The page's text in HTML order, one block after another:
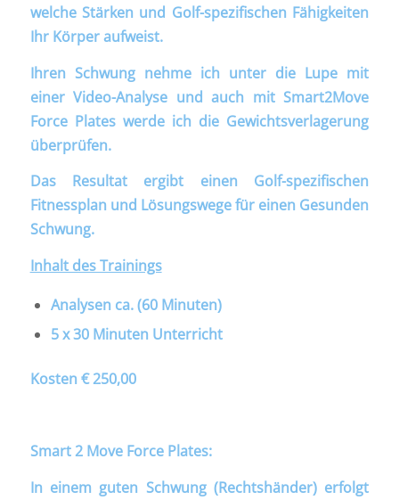
welche Stärken und Golf-spezifischen Fähigkeiten
Ihr Körper aufweist.
Ihren Schwung nehme ich unter die Lupe mit
einer Video-Analyse und auch mit Smart2Move
Force Plates werde ich die Gewichtsverlagerung
überprüfen.
Das Resultat ergibt einen Golf-spezifischen
Fitnessplan und Lösungswege für einen Gesunden
Schwung.
Inhalt des Trainings
Analysen ca. (60 Minuten)
5 x 30 Minuten Unterricht
Kosten € 250,00
Smart 2 Move Force Plates:
In einem guten Schwung (Rechtshänder) erfolgt